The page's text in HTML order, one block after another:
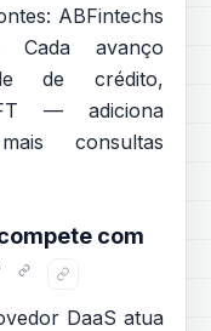
ABFintechs
Cada avanço
de crédito,
— adiciona
consultas
com
DaaS atua